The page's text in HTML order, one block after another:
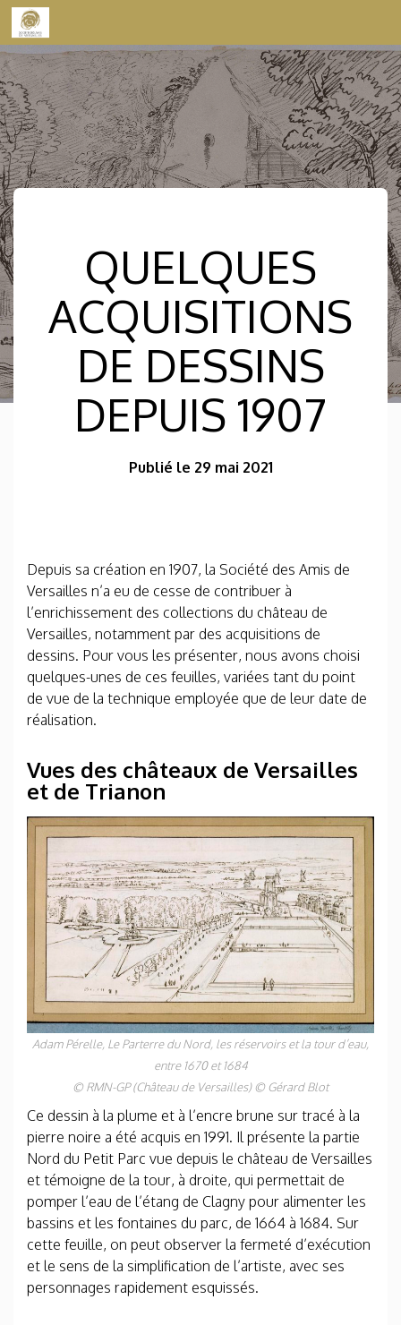
Skip to content
QUELQUES
ACQUISITIONS
DE DESSINS
DEPUIS 1907
Publié le 29 mai 2021
Depuis sa création en 1907, la Société des Amis de
Versailles n’a eu de cesse de contribuer à
l’enrichissement des collections du château de
Versailles, notamment par des acquisitions de
dessins. Pour vous les présenter, nous avons choisi
quelques-unes de ces feuilles, variées tant du point
de vue de la technique employée que de leur date de
réalisation.
Vues des châteaux de Versailles
et de Trianon
Adam Pérelle, Le Parterre du Nord, les réservoirs et la tour d’eau,
entre 1670 et 1684
© RMN-GP (Château de Versailles) © Gérard Blot
Ce dessin à la plume et à l’encre brune sur tracé à la
pierre noire a été acquis en 1991. Il présente la partie
Nord du Petit Parc vue depuis le château de Versailles
et témoigne de la tour, à droite, qui permettait de
pomper l’eau de l’étang de Clagny pour alimenter les
bassins et les fontaines du parc, de 1664 à 1684. Sur
cette feuille, on peut observer la fermeté d’exécution
et le sens de la simplification de l’artiste, avec ses
personnages rapidement esquissés.